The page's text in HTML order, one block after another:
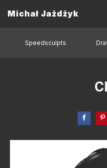
Michał Jażdżyk
Speedsculpts